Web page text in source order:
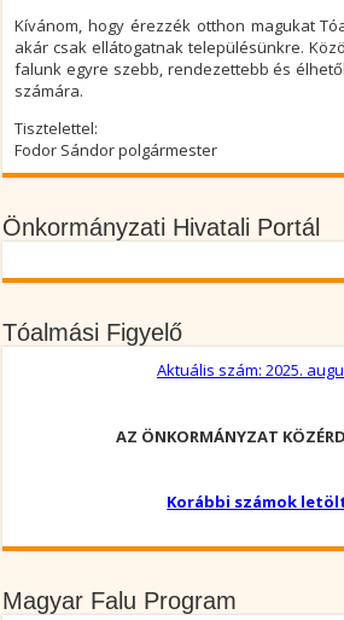
Kívánom, hogy érezzék otthon magukat
akár csak ellátogatnak településünkre.
falunk egyre szebb, rendezettebb és
számára.
Tisztelettel:
Fodor Sándor polgármester
Önkormányzati Hivatali Portál
Tóalmási Figyelő
Aktuális szám: 2025.
AZ ÖNKORMÁNYZAT
Korábbi számok
Magyar Falu Program